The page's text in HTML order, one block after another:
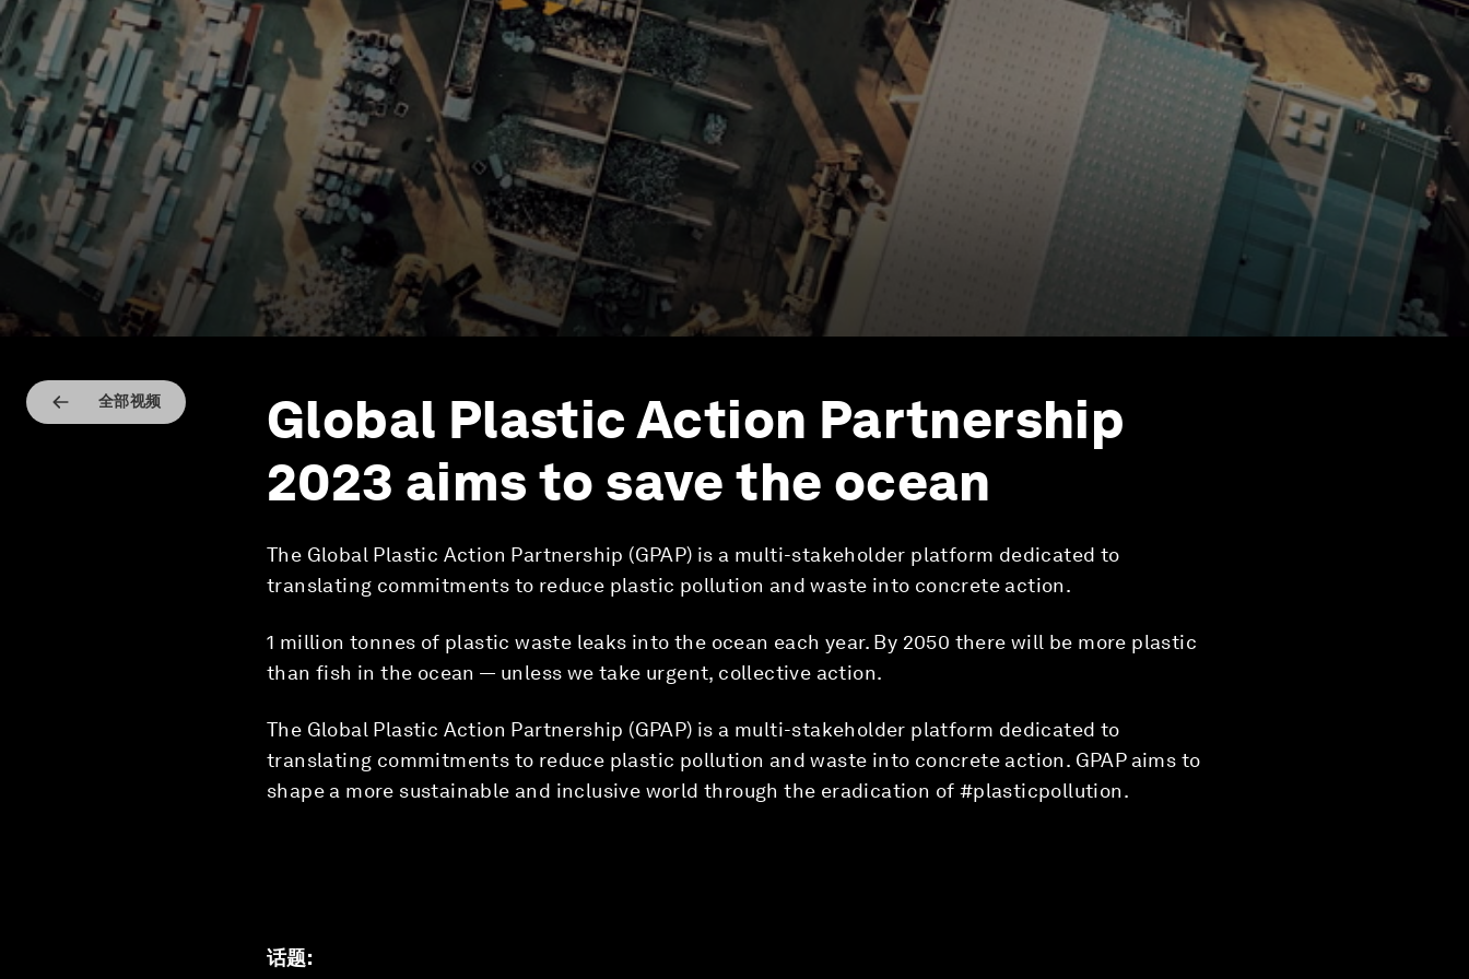
全部视频
Global Plastic Action Partnership
2023 aims to save the ocean
The Global Plastic Action Partnership (GPAP) is a multi-stakeholder platform dedicated to
translating commitments to reduce plastic pollution and waste into concrete action.
1 million tonnes of plastic waste leaks into the ocean each year. By 2050 there will be more plastic
than fish in the ocean — unless we take urgent, collective action.
The Global Plastic Action Partnership (GPAP) is a multi-stakeholder platform dedicated to
translating commitments to reduce plastic pollution and waste into concrete action. GPAP aims to
shape a more sustainable and inclusive world through the eradication of #plasticpollution.
话题: